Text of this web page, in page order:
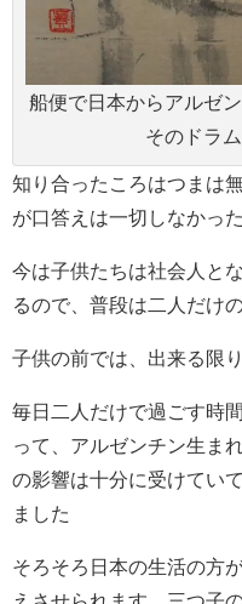
船便で日本からアルゼ
そのドラ
知り合ったころはつまは
が口答えは一切しなかった
今は子供たちは社会人と
るので、普段は二人だけ
子供の前では、出来る限
毎日二人だけで過ごす時
って、アルゼンチン生ま
の影響は十分に受けてい
ました
そろそろ日本の生活の方
えさせられます、三つ子